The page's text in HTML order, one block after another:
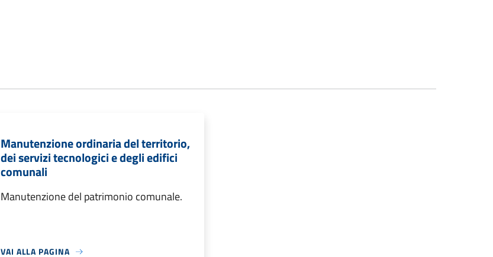
Manutenzione ordinaria del territorio,
dei servizi tecnologici e degli edifici
comunali
Manutenzione del patrimonio comunale.
VAI ALLA PAGINA